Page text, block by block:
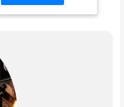
couches 'Contenu de la
livraison : Lunette
renvoi coudé 31,7 mm
monture équatoriale
EQ2, trépied en
aluminium avec
compartiment pour